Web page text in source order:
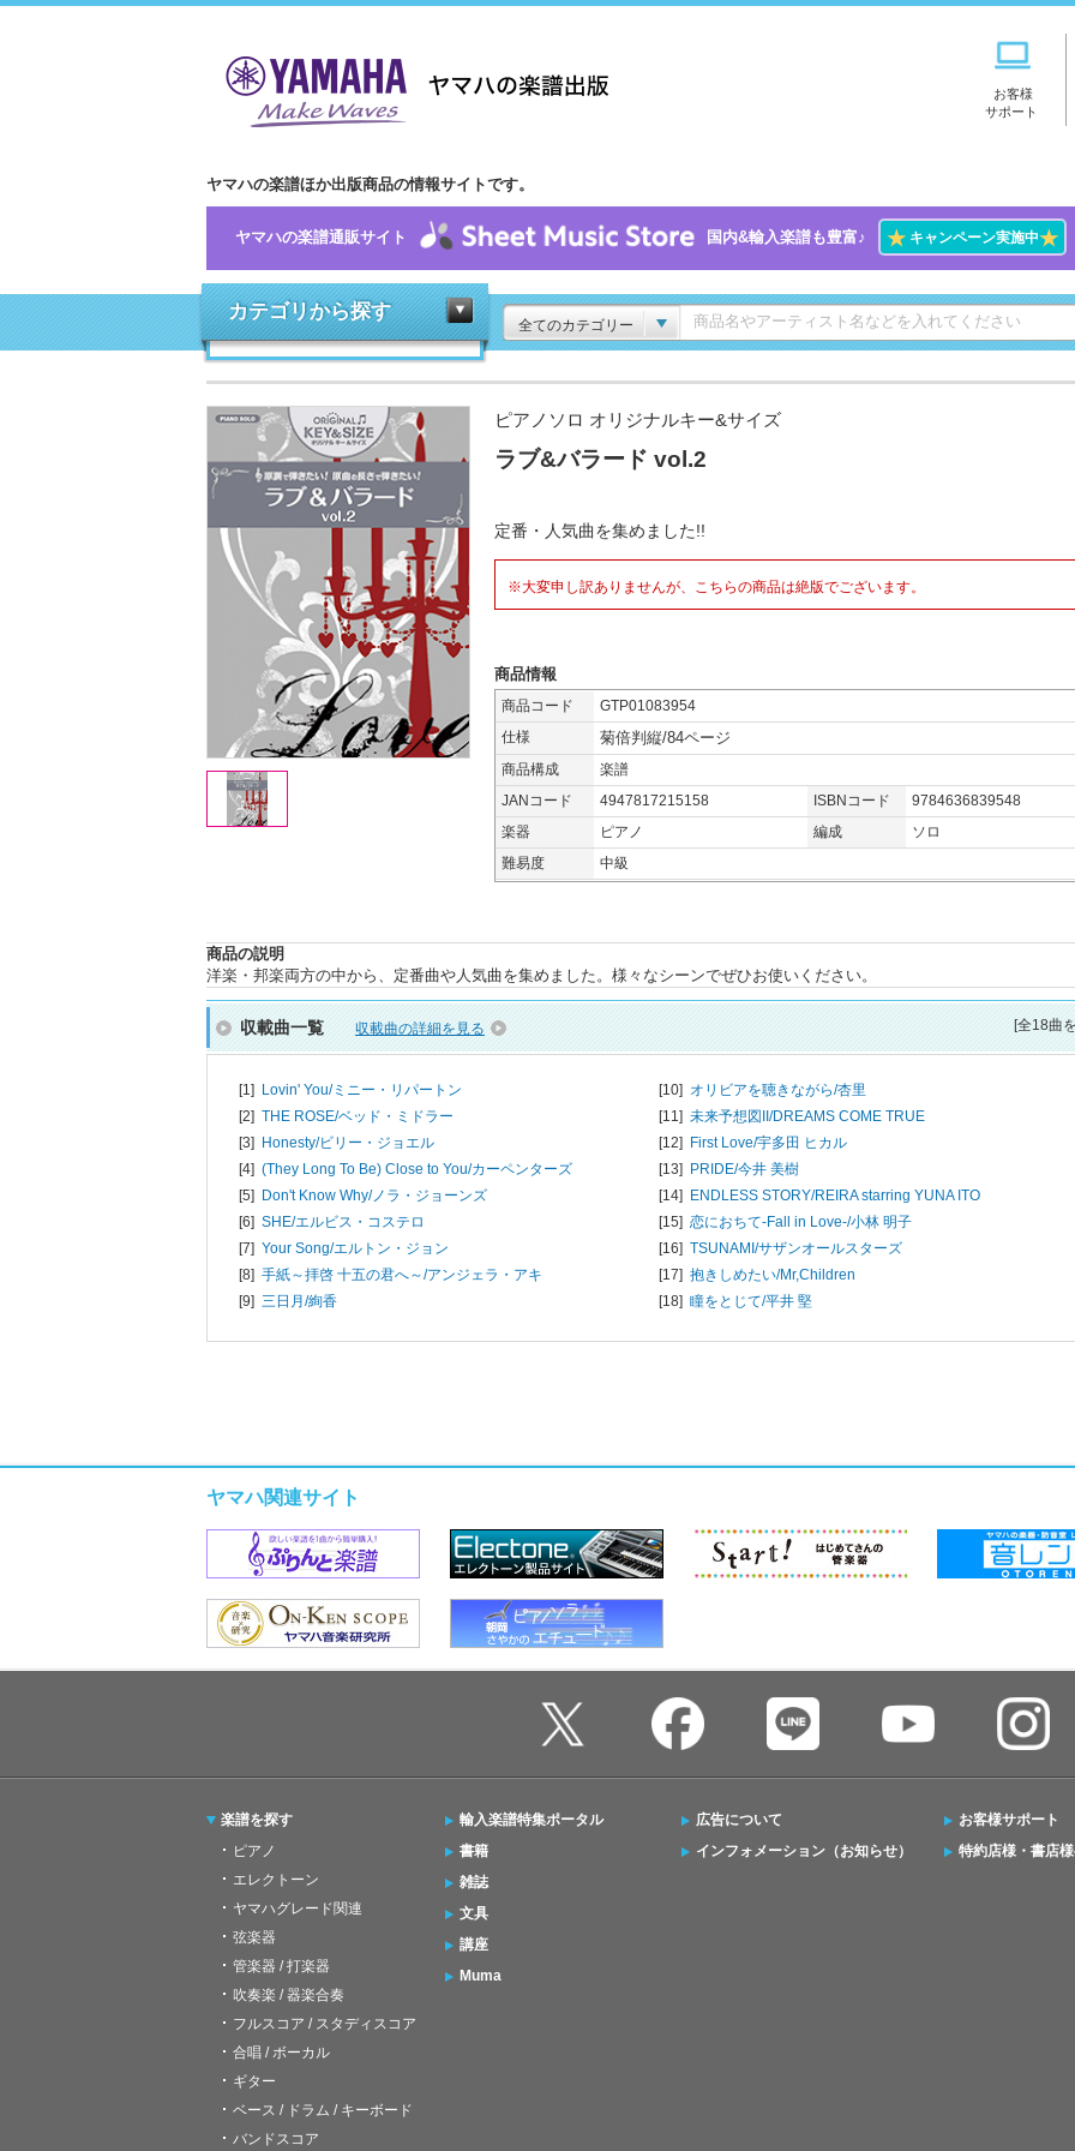
お客様
サポート
ヤマハの楽譜ほか出版商品の情報サイトです。
ヤマハの楽譜通販サイト 国内&輸入楽譜も豊富♪ ★キャンペーン実施中★
カテゴリから探す
全てのカテゴリー
ピアノソロ オリジナルキー&サイズ
ラブ&バラード vol.2
定番・人気曲を集めました!!
※大変申し訳ありませんが、こちらの商品は絶版でございます。
商品情報
商品コード
GTP01083954
仕様
菊倍判縦/84ページ
商品構成
楽譜
JANコード
4947817215158 ISBNコード
9784636839548
楽器
ピアノ 編成
ソロ
難易度
中級
商品の説明
洋楽・邦楽両方の中から、定番曲や人気曲を集めました。様々なシーンでぜひお使いください。
収載曲一覧 収載曲の詳細を見る [全18曲
[1] Lovin' You/ミニー・リパートン
[2] THE ROSE/ベッド・ミドラー
[3] Honesty/ビリー・ジョエル
[4] (They Long To Be) Close to You/カーペンターズ
[5] Don't Know Why/ノラ・ジョーンズ
[6] SHE/エルビス・コステロ
[7] Your Song/エルトン・ジョン
[8] 手紙～拝啓 十五の君へ～/アンジェラ・アキ
[9] 三日月/絢香
[10] オリビアを聴きながら/杏里
[11] 未来予想図II/DREAMS COME TRUE
[12] First Love/宇多田 ヒカル
[13] PRIDE/今井 美樹
[14] ENDLESS STORY/REIRA starring YUNA ITO
[15] 恋におちて-Fall in Love-/小林 明子
[16] TSUNAMI/サザンオールスターズ
[17] 抱きしめたい/Mr,Children
[18] 瞳をとじて/平井 堅
ヤマハ関連サイト
楽譜を探す
ピアノ
エレクトーン
ヤマハグレード関連
弦楽器
管楽器 / 打楽器
吹奏楽 / 器楽合奏
フルスコア / スタディスコア
合唱 / ボーカル
ギター
ベース / ドラム / キーボード
バンドスコア
輸入楽譜特集ポータル
書籍
雑誌
文具
講座
Muma
広告について
インフォメーション（お知らせ）
お客様サポート
特約店様・書店